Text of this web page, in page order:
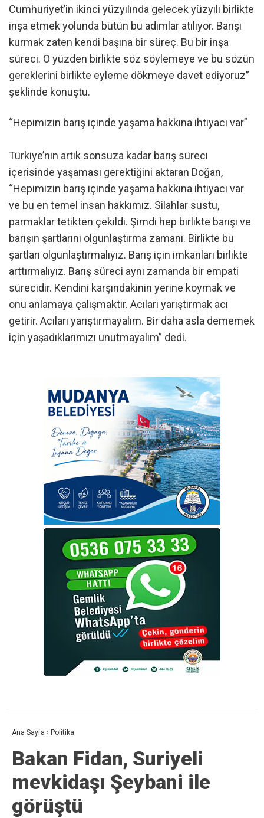
Cumhuriyet’in ikinci yüzyılında gelecek yüzyılı birlikte
inşa etmek yolunda bütün bu adımlar atılıyor. Barışı
kurmak zaten kendi başına bir süreç. Bu bir inşa
süreci. O yüzden birlikte söz söylemeye ve bu sözün
gereklerini birlikte eyleme dökmeye davet ediyoruz”
şeklinde konuştu.
“Hepimizin barış içinde yaşama hakkına ihtiyacı var”
Türkiye’nin artık sonsuza kadar barış süreci
içerisinde yaşaması gerektiğini aktaran Doğan,
“Hepimizin barış içinde yaşama hakkına ihtiyacı var
ve bu en temel insan hakkımız. Silahlar sustu,
parmaklar tetikten çekildi. Şimdi hep birlikte barışı ve
barışın şartlarını olgunlaştırma zamanı. Birlikte bu
şartları olgunlaştırmalıyız. Barış için imkanları birlikte
arttırmalıyız. Barış süreci aynı zamanda bir empati
sürecidir. Kendini karşındakinin yerine koymak ve
onu anlamaya çalışmaktır. Acıları yarıştırmak acı
getirir. Acıları yarıştırmayalım. Bir daha asla dememek
için yaşadıklarımızı unutmayalım” dedi.
Ana Sayfa › Politika
Bakan Fidan, Suriyeli
mevkidaşı Şeybani ile
görüştü